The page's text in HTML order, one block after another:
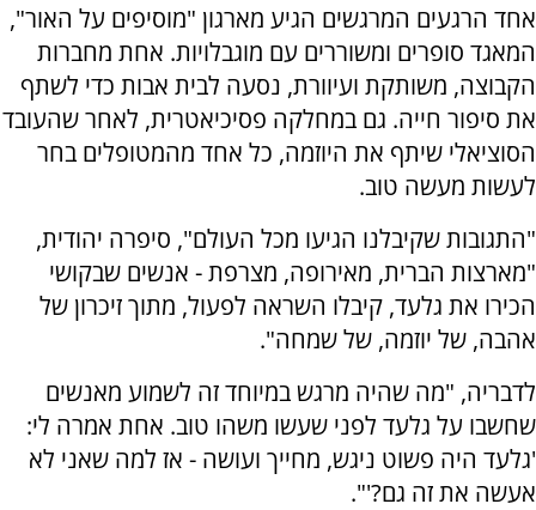
אחד הרגעים המרגשים הגיע מארגון "מוסיפים על האור",
המאגד סופרים ומשוררים עם מוגבלויות. אחת מחברות
הקבוצה, משותקת ועיוורת, נסעה לבית אבות כדי לשתף
את סיפור חייה. גם במחלקה פסיכיאטרית, לאחר שהעובד
הסוציאלי שיתף את היוזמה, כל אחד מהמטופלים בחר
לעשות מעשה טוב.
"התגובות שקיבלנו הגיעו מכל העולם", סיפרה יהודית,
"מארצות הברית, מאירופה, מצרפת - אנשים שבקושי
הכירו את גלעד, קיבלו השראה לפעול, מתוך זיכרון של
אהבה, של יוזמה, של שמחה".
לדבריה, "מה שהיה מרגש במיוחד זה לשמוע מאנשים
שחשבו על גלעד לפני שעשו משהו טוב. אחת אמרה לי:
'גלעד היה פשוט ניגש, מחייך ועושה - אז למה שאני לא
אעשה את זה גם?'".